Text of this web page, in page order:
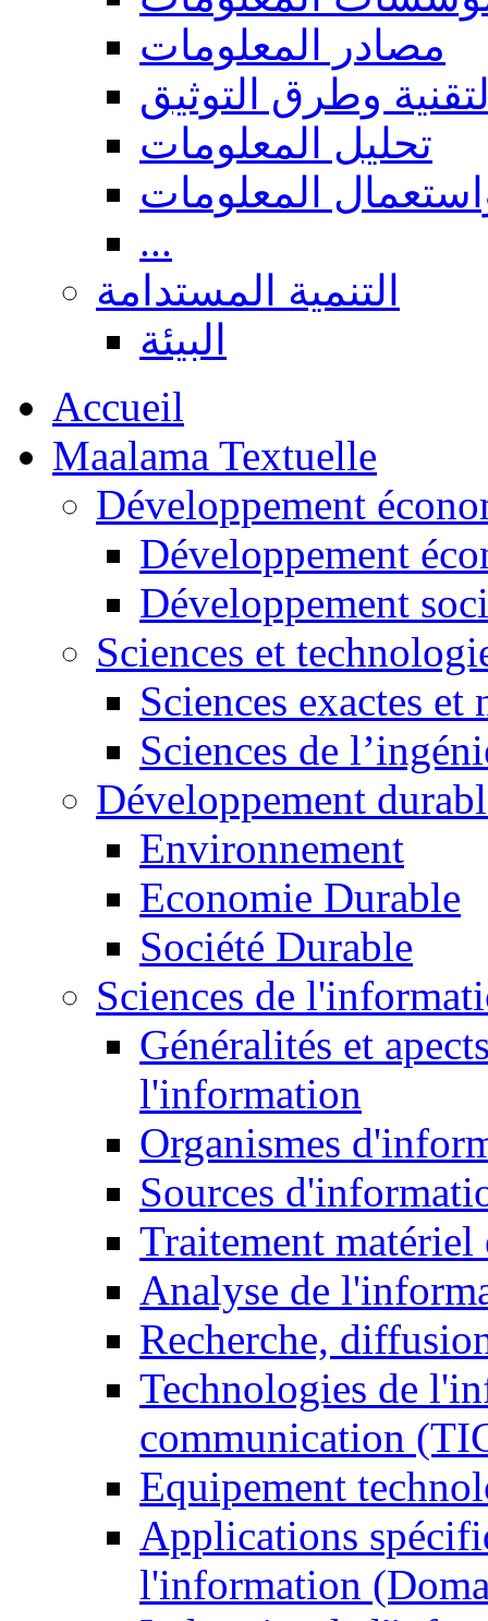
مصادر المعلومات
وطرق التوثيق
تحليل المعلومات
المعلومات
...
التنمية المستدامة
البيئة
Accueil
Maalama Textuelle
Développement
Développement
Développement
Sciences et
Sciences exactes et
Sciences de
Développement
Environnement
Economie Durable
Société Durable
Sciences de
Généralités et
l'information
Organismes
Sources
Traitement matériel
Analyse de
Recherche,
Technologies de
communication
Equipement
Applications
l'information